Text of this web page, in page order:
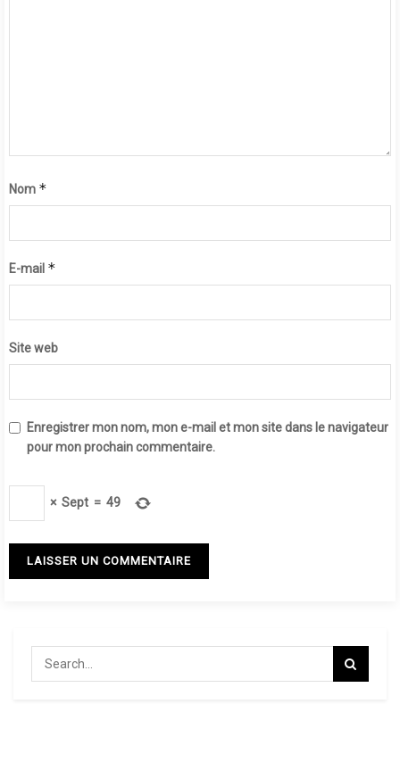
Nom *
E-mail *
Site web
Enregistrer mon nom, mon e-mail et mon site dans le navigateur
pour mon prochain commentaire.
× Sept = 49